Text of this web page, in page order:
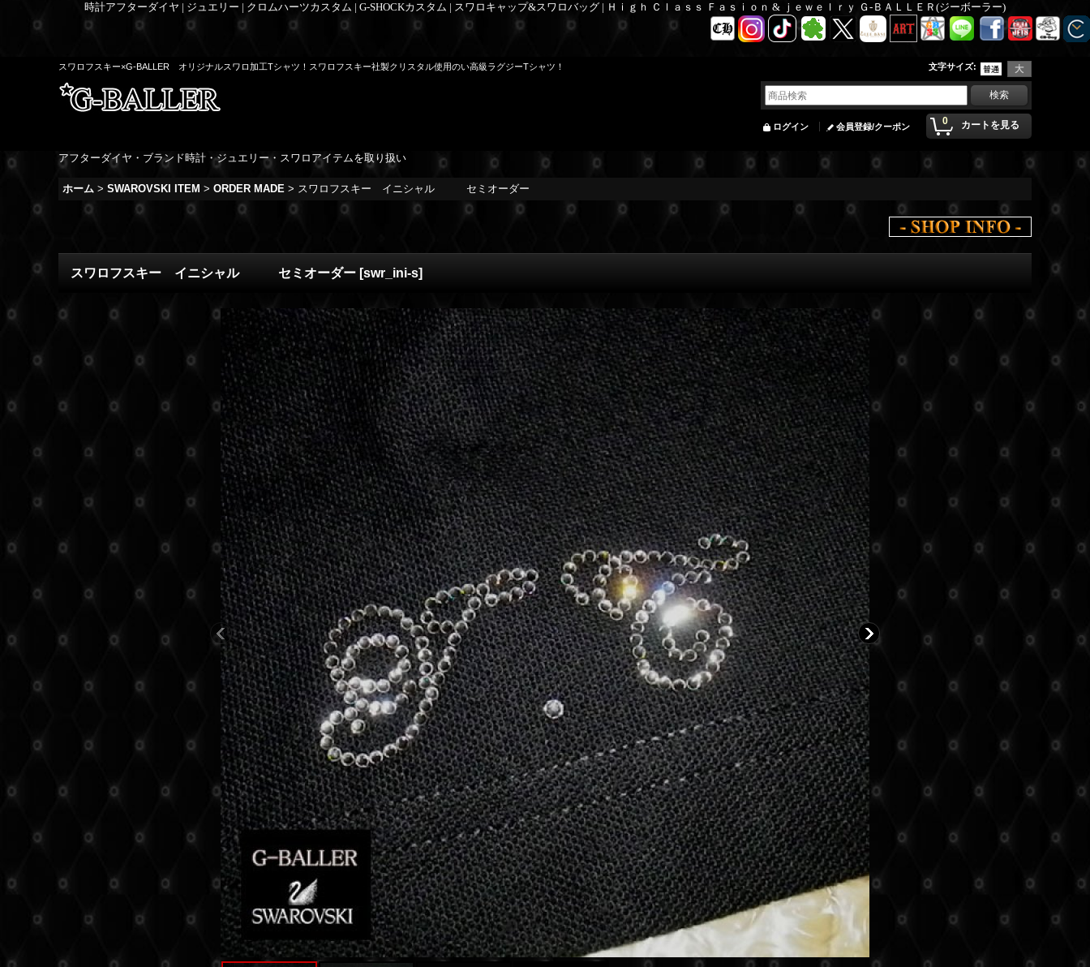
時計アフターダイヤ | ジュエリー | クロムハーツカスタム | G-SHOCKカスタム | スワロキャップ&スワロバッグ | Ｈｉｇｈ Ｃｌａｓｓ Ｆａｓｉｏｎ & ｊｅｗｅｌｒｙ Ｇ-ＢＡＬＬＥＲ(ジーボーラー)
スワロフスキー×G-BALLER オリジナルスワロ加工Tシャツ！スワロフスキー社製クリスタル使用のい高級ラグジーTシャツ！ 文字サイズ:
0 カートを見る
ログイン 会員登録/クーポン
アフターダイヤ・ブランド時計・ジュエリー・スワロアイテムを取り扱い
ホーム > SWAROVSKI ITEM > ORDER MADE > スワロフスキー イニシャル セミオーダー
スワロフスキー イニシャル セミオーダー [swr_ini-s]